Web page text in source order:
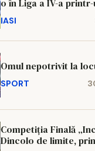
o în Liga a IV-a
prețul”
IASI
Omul nepotrivit la
SPORT
Competiția Finală
Dincolo de limite,